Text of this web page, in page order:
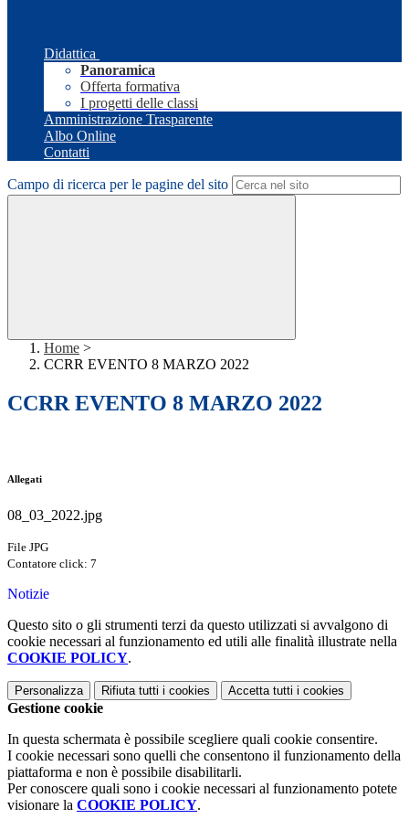
Didattica
Panoramica
Offerta formativa
I progetti delle classi
Amministrazione Trasparente
Albo Online
Contatti
Campo di ricerca per le pagine del sito
Home >
CCRR EVENTO 8 MARZO 2022
CCRR EVENTO 8 MARZO 2022
Allegati
08_03_2022.jpg
File JPG
Contatore click: 7
Notizie
Questo sito o gli strumenti terzi da questo utilizzati si avvalgono di
cookie necessari al funzionamento ed utili alle finalità illustrate nella
COOKIE POLICY.
Personalizza Rifiuta tutti i cookies Accetta tutti i cookies
Gestione cookie
In questa schermata è possibile scegliere quali cookie consentire.
I cookie necessari sono quelli che consentono il funzionamento della
piattaforma e non è possibile disabilitarli.
Per conoscere quali sono i cookie necessari al funzionamento potete
visionare la COOKIE POLICY.